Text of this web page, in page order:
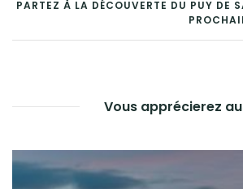
DE
L’ARTICLE
PARTEZ À LA DÉCOUVERTE DU PUY DE
Vous apprécierez